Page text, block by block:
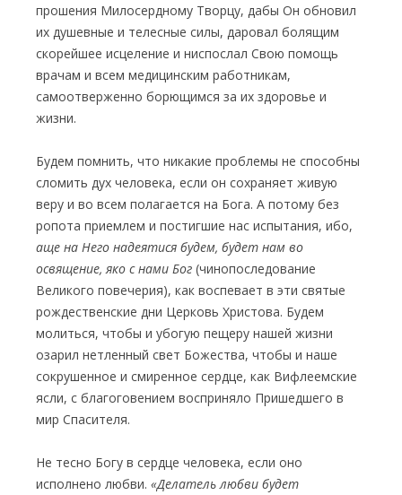
прошения Милосердному Творцу, дабы Он обновил
их душевные и телесные силы, даровал болящим
скорейшее исцеление и ниспослал Свою помощь
врачам и всем медицинским работникам,
самоотверженно борющимся за их здоровье и
жизни.
Будем помнить, что никакие проблемы не способны
сломить дух человека, если он сохраняет живую
веру и во всем полагается на Бога. А потому без
ропота приемлем и постигшие нас испытания, ибо,
аще на Него надеятися будем, будет нам во
освящение, яко с нами Бог (чинопоследование
Великого повечерия), как воспевает в эти святые
рождественские дни Церковь Христова. Будем
молиться, чтобы и убогую пещеру нашей жизни
озарил нетленный свет Божества, чтобы и наше
сокрушенное и смиренное сердце, как Вифлеемские
ясли, с благоговением восприняло Пришедшего в
мир Спасителя.
Не тесно Богу в сердце человека, если оно
исполнено любви. «Делатель любви будет